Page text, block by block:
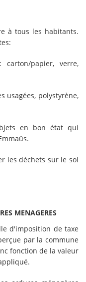
à tous les habitants.
papier, verre,
usagées, polystyrène,
en bon état qui
les déchets sur le sol
MENAGERES
d'imposition de taxe
par la commune
fonction de la valeur